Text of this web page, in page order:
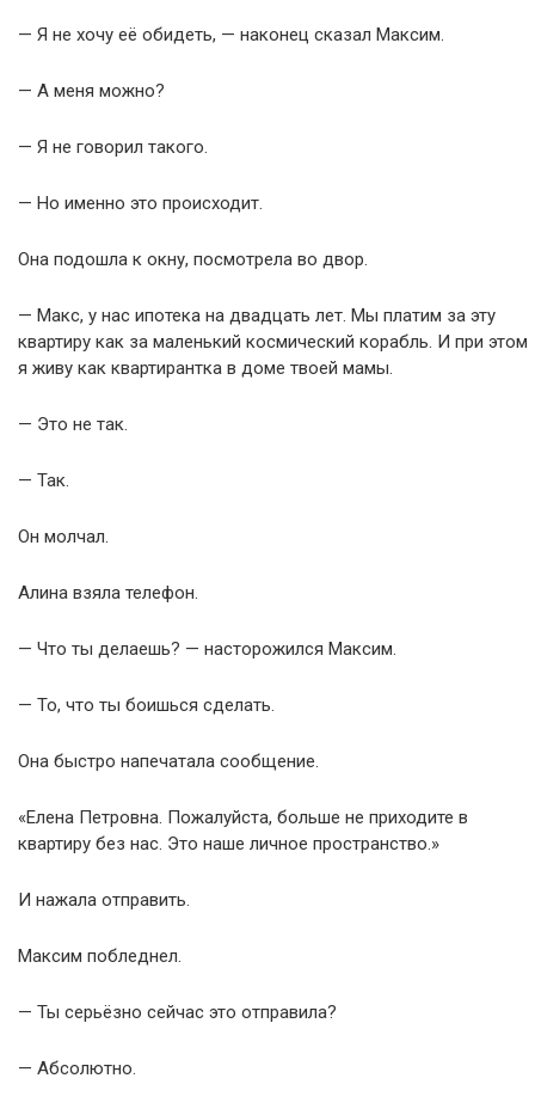
— Я не хочу её обидеть, — наконец сказал Максим.
— А меня можно?
— Я не говорил такого.
— Но именно это происходит.
Она подошла к окну, посмотрела во двор.
— Макс, у нас ипотека на двадцать лет. Мы платим за эту
квартиру как за маленький космический корабль. И при этом
я живу как квартирантка в доме твоей мамы.
— Это не так.
— Так.
Он молчал.
Алина взяла телефон.
— Что ты делаешь? — насторожился Максим.
— То, что ты боишься сделать.
Она быстро напечатала сообщение.
«Елена Петровна. Пожалуйста, больше не приходите в
квартиру без нас. Это наше личное пространство.»
И нажала отправить.
Максим побледнел.
— Ты серьёзно сейчас это отправила?
— Абсолютно.